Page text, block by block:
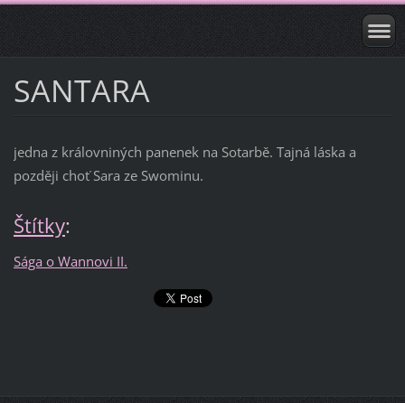
SANTARA
jedna z královniných panenek na Sotarbě. Tajná láska a
později choť Sara ze Swominu.
Štítky:
Sága o Wannovi II.